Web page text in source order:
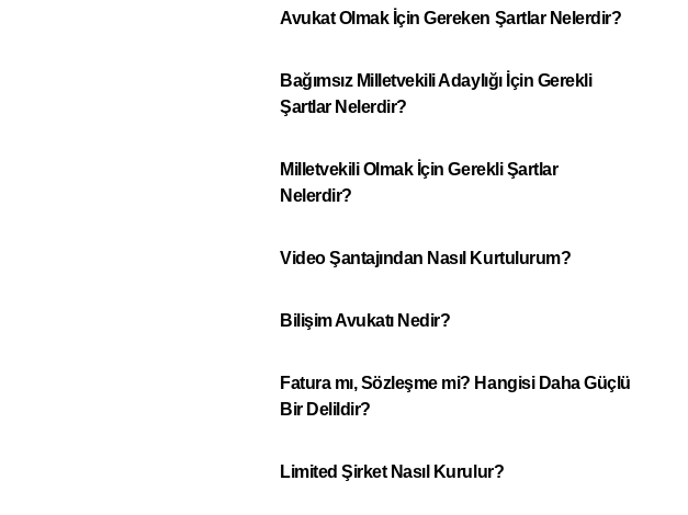
Avukat Olmak İçin Gereken Şartlar Nelerdir?
Bağımsız Milletvekili Adaylığı İçin Gerekli
Şartlar Nelerdir?
Milletvekili Olmak İçin Gerekli Şartlar
Nelerdir?
Video Şantajından Nasıl Kurtulurum?
Bilişim Avukatı Nedir?
Fatura mı, Sözleşme mi? Hangisi Daha Güçlü
Bir Delildir?
Limited Şirket Nasıl Kurulur?